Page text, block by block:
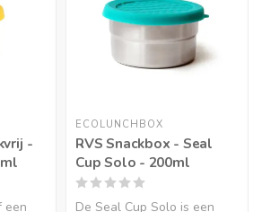
-
een
ECOLUNCHBOX
RVS Snackbox - Seal
Cup Solo - 200ml
De Seal Cup Solo is een